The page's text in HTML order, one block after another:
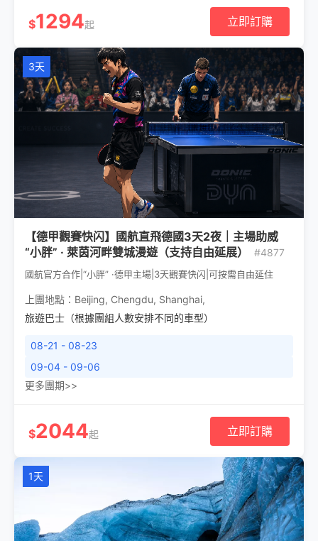
$1294起 立即訂購
3天
【德甲觀賽快闪】國航直飛德國3天2夜｜主場助威
“小胖” · 萊茵河畔雙城漫遊（支持自由延展）
#4877
國航官方合作|“小胖” ·德甲主場|3天觀賽快闪|可按需自由延住
上團地點： Beijing, Chengdu, Shanghai,
旅遊巴士（根據團組人數安排不同的車型）
08-21 - 08-23
09-04 - 09-06
更多團期>>
$2044起 立即訂購
1天